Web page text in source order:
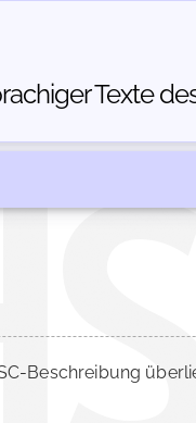
Texte
Beschreibung